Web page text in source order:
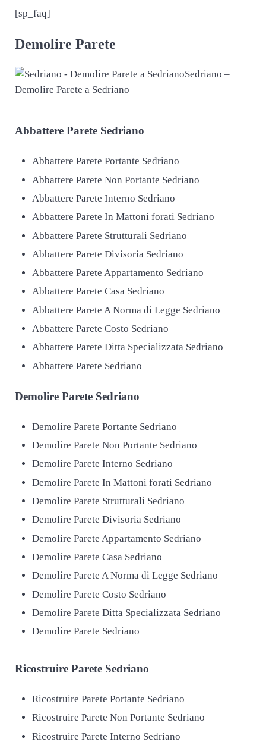
[sp_faq]
Demolire Parete
Sedriano –
Demolire Parete a Sedriano
AbbattereParete Sedriano
Abbattere Parete Portante Sedriano
Abbattere Parete Non Portante Sedriano
Abbattere Parete Interno Sedriano
Abbattere Parete In Mattoni forati Sedriano
Abbattere Parete Strutturali Sedriano
Abbattere Parete Divisoria Sedriano
Abbattere Parete Appartamento Sedriano
Abbattere Parete Casa Sedriano
Abbattere Parete A Norma di Legge Sedriano
Abbattere Parete Costo Sedriano
Abbattere Parete Ditta Specializzata Sedriano
Abbattere Parete Sedriano
DemolireParete Sedriano
Demolire Parete Portante Sedriano
Demolire Parete Non Portante Sedriano
Demolire Parete Interno Sedriano
Demolire Parete In Mattoni forati Sedriano
Demolire Parete Strutturali Sedriano
Demolire Parete Divisoria Sedriano
Demolire Parete Appartamento Sedriano
Demolire Parete Casa Sedriano
Demolire Parete A Norma di Legge Sedriano
Demolire Parete Costo Sedriano
Demolire Parete Ditta Specializzata Sedriano
Demolire Parete Sedriano
RicostruireParete Sedriano
Ricostruire Parete Portante Sedriano
Ricostruire Parete Non Portante Sedriano
Ricostruire Parete Interno Sedriano